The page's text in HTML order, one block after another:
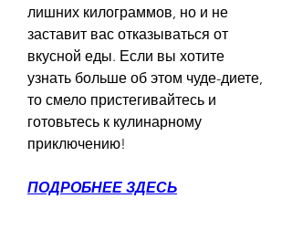
лишних килограммов, но и не
заставит вас отказываться от
вкусной еды. Если вы хотите
узнать больше об этом чуде-диете,
то смело пристегивайтесь и
готовьтесь к кулинарному
приключению!
ПОДРОБНЕЕ ЗДЕСЬ